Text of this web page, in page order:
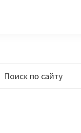
Основной